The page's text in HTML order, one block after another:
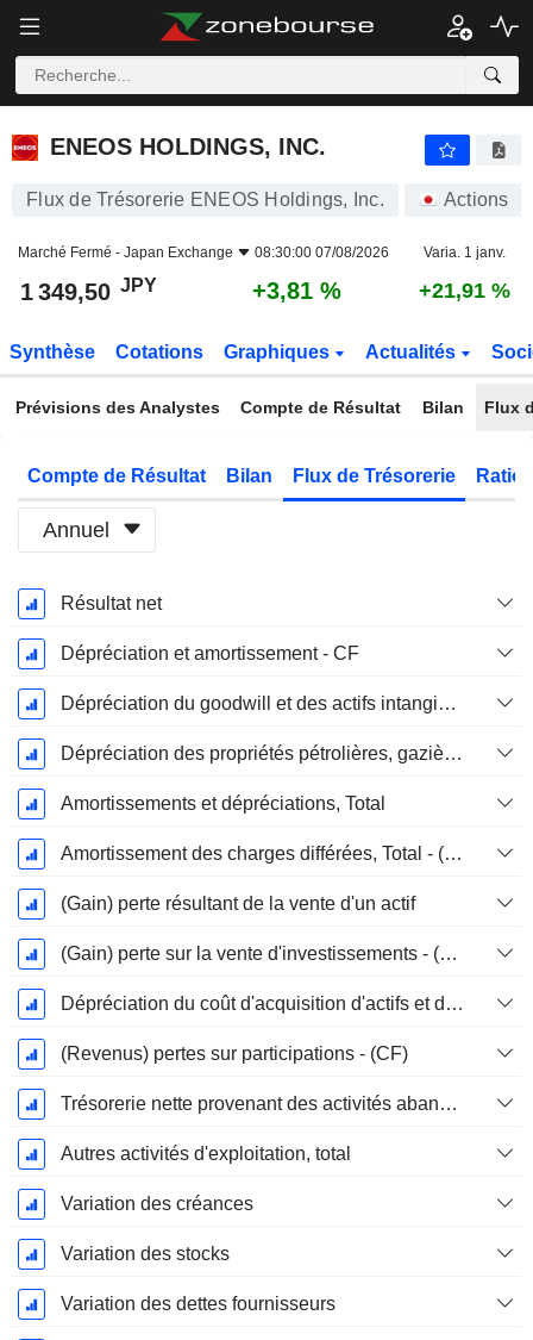
ENEOS HOLDINGS, INC.
ENEOS HOLDINGS, INC.
Flux de Trésorerie ENEOS Holdings, Inc. Actions
Marché Fermé - Japan Exchange 08:30:00 07/08/2026 Varia. 1 janv.
1 349,50 JPY +3,81 % +21,91 %
Synthèse Cotations Graphiques Actualités
Prévisions des Analystes Compte de Résultat Bilan Flux
Compte de Résultat Bilan Flux de Trésorerie
Annuel
Période
Fiscale:
Mars
Résultat net
Dépréciation et amortissement - CF
Dépréciation du goodwill et des actifs intangibles
Dépréciation des propriétés pétrolières, gazières et minérales - (CF)
Amortissements et dépréciations, Total
Amortissement des charges différées, Total - (CF)
(Gain) perte résultant de la vente d'un actif
(Gain) perte sur la vente d'investissements - (CF)
Dépréciation du coût d'acquisition d'actifs et dépenses de restructuration
(Revenus) pertes sur participations - (CF)
Trésorerie nette provenant des activités abandonnées
Autres activités d'exploitation, total
Variation des créances
Variation des stocks
Variation des dettes fournisseurs